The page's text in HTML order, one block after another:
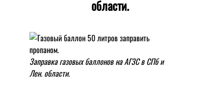
области.
Заправка газовых баллонов на АГЗС в СПб и
Лен. области.